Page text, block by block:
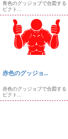
青色のグッジョブで合図する
ピクト...
赤色のグッジョ...
赤色のグッジョブで合図する
ピクト...